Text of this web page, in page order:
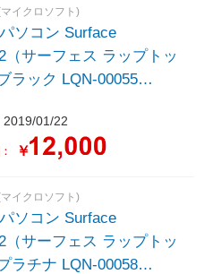
イクロソフト)
ソコン Surface
（サーフェス ラップトッ
ラック LQN-00055
/Office HomeandBusiness
8GB /SSD：256GB
2019/01/22
￥
イクロソフト)
ソコン Surface
（サーフェス ラップトッ
ラチナ LQN-00058